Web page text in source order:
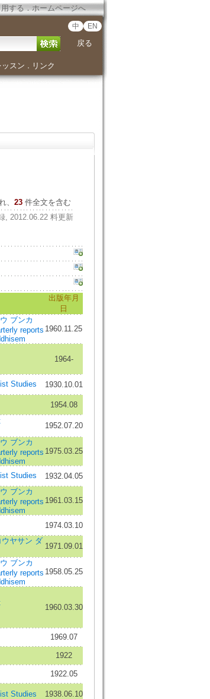
する．ホームページへ
中 EN
戻る
スン ． リンク
、 23件全文を含む
, 2012.06.22 料更新
出版年月
日
ブンカ
reports 1960.11.25
1964-
Studies 1930.10.01
1954.08
1952.07.20
ブンカ
reports 1975.03.25
Studies 1932.04.05
ブンカ
reports 1961.03.15
1974.03.10
ヤサン ダ
1971.09.01
ブンカ
reports 1958.05.25
1960.03.30
1969.07
1922
1922.05
Studies 1938.06.10